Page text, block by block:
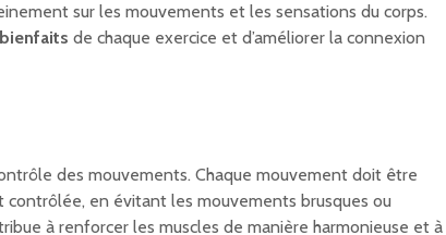
sur les mouvements et les sensations du corps.
bienfaits de chaque exercice et d’améliorer la connexion
des mouvements. Chaque mouvement doit être
en évitant les mouvements brusques ou
à renforcer les muscles de manière harmonieuse et à